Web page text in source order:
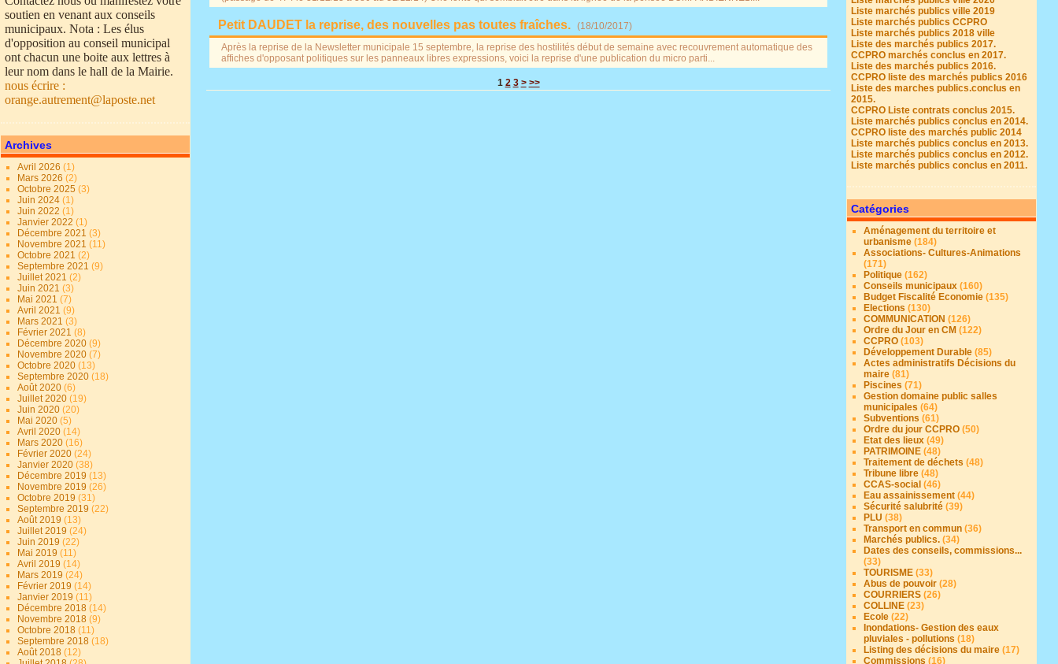
soutien en venant aux conseils
municipaux. Nota : Les élus
d'opposition au conseil municipal
ont chacun une boite aux lettres à
leur nom dans le hall de la Mairie.
nous écrire :
orange.autrement@laposte.net
Archives
Avril 2026(1)
Mars 2026(2)
Octobre 2025(3)
Juin 2024(1)
Juin 2022(1)
Janvier 2022(1)
Décembre 2021(3)
Novembre 2021(11)
Octobre 2021(2)
Septembre 2021(9)
Juillet 2021(2)
Juin 2021(3)
Mai 2021(7)
Avril 2021(9)
Mars 2021(3)
Février 2021(8)
Décembre 2020(9)
Novembre 2020(7)
Octobre 2020(13)
Septembre 2020(18)
Août 2020(6)
Juillet 2020(19)
Juin 2020(20)
Mai 2020(5)
Avril 2020(14)
Mars 2020(16)
Février 2020(24)
Janvier 2020(38)
Décembre 2019(13)
Novembre 2019(26)
Octobre 2019(31)
Septembre 2019(22)
Août 2019(13)
Juillet 2019(24)
Juin 2019(22)
Mai 2019(11)
Avril 2019(14)
Mars 2019(24)
Février 2019(14)
Janvier 2019(11)
Décembre 2018(14)
Novembre 2018(9)
Octobre 2018(11)
Septembre 2018(18)
Août 2018(12)
Petit DAUDET la reprise, des nouvelles pas toutes fraîches. (18/10/2017)
Après la reprise de la Newsletter municipale 15 septembre, la reprise des hostilités début de semaine avec recouvrement automatique des
affiches d'opposant politiques sur les panneaux libres expressions, voici la reprise d'une publication du micro parti...
1 2 3 > >>
Liste marchés publics ville 2019
Liste marchés publics CCPRO
Liste marchés publics 2018 ville
Liste des marchés publics 2017.
CCPRO marchés conclus en 2017.
Liste des marchés publics 2016.
CCPRO liste des marchés publics 2016
Liste des marches publics.conclus en
2015.
CCPRO Liste contrats conclus 2015.
Liste marchés publics conclus en 2014.
CCPRO liste des marchés public 2014
Liste marchés publics conclus en 2013.
Liste marchés publics conclus en 2012.
Liste marchés publics conclus en 2011.
Catégories
Aménagement du territoire et
urbanisme (184)
Associations- Cultures-Animations
(171)
Politique (162)
Conseils municipaux (160)
Budget Fiscalité Economie (135)
Elections (130)
COMMUNICATION (126)
Ordre du Jour en CM (122)
CCPRO (103)
Développement Durable (85)
Actes administratifs Décisions du
maire (81)
Piscines (71)
Gestion domaine public salles
municipales (64)
Subventions (61)
Ordre du jour CCPRO (50)
Etat des lieux (49)
PATRIMOINE (48)
Traitement de déchets (48)
Tribune libre (48)
CCAS-social (46)
Eau assainissement (44)
Sécurité salubrité (39)
PLU (38)
Transport en commun (36)
Marchés publics. (34)
Dates des conseils, commissions...
(33)
TOURISME (33)
Abus de pouvoir (28)
COURRIERS (26)
COLLINE (23)
Ecole (22)
Inondations- Gestion des eaux
pluviales - pollutions (18)
Listing des décisions du maire (17)
Commissions (16)